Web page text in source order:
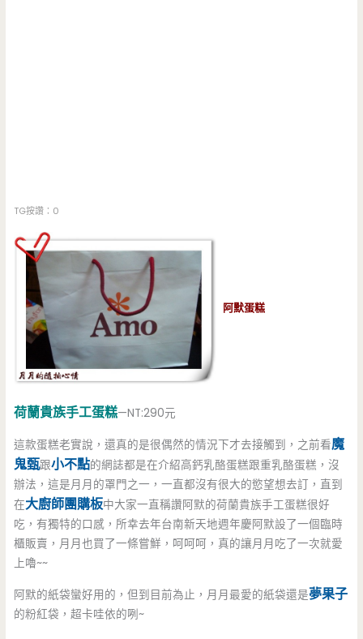
TG按讚：0
阿默蛋糕
荷蘭貴族手工蛋糕—NT:290元
這款蛋糕老實說，還真的是很偶然的情況下才去接觸到，之前看魔
鬼甄跟小不點的網誌都是在介紹高鈣乳酪蛋糕跟重乳酪蛋糕，沒
辦法，這是月月的罩門之一，一直都沒有很大的慾望想去訂，直到
在大廚師團購板中大家一直稱讚阿默的荷蘭貴族手工蛋糕很好
吃，有獨特的口感，所幸去年台南新天地週年慶阿默設了一個臨時
櫃販賣，月月也買了一條嘗鮮，呵呵呵，真的讓月月吃了一次就愛
上嚕~~
阿默的紙袋蠻好用的，但到目前為止，月月最愛的紙袋還是夢果子
的粉紅袋，超卡哇依的咧~